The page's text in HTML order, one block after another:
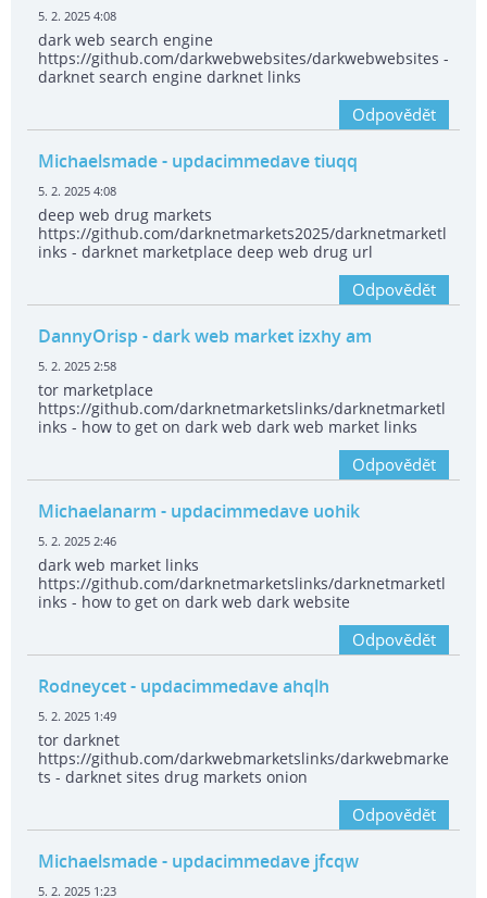
5. 2. 2025 4:08
dark web search engine
https://github.com/darkwebwebsites/darkwebwebsites -
darknet search engine darknet links
Odpovědět
Michaelsmade- updacimmedave tiuqq
5. 2. 2025 4:08
deep web drug markets
https://github.com/darknetmarkets2025/darknetmarketl
inks - darknet marketplace deep web drug url
Odpovědět
DannyOrisp - dark web market izxhy am
5. 2. 2025 2:58
tor marketplace
https://github.com/darknetmarketslinks/darknetmarketl
inks - how to get on dark web dark web market links
Odpovědět
Michaelanarm - updacimmedave uohik
5. 2. 2025 2:46
dark web market links
https://github.com/darknetmarketslinks/darknetmarketl
inks - how to get on dark web dark website
Odpovědět
Rodneycet- updacimmedave ahqlh
5. 2. 2025 1:49
tor darknet
https://github.com/darkwebmarketslinks/darkwebmarke
ts - darknet sites drug markets onion
Odpovědět
Michaelsmade- updacimmedave jfcqw
5. 2. 2025 1:23